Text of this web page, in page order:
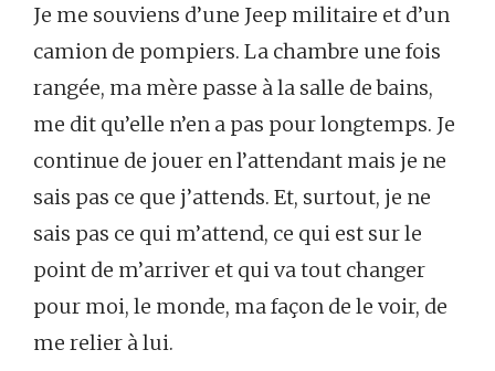
Je me souviens d’une Jeep militaire et d’un
camion de pompiers. La chambre une fois
rangée, ma mère passe à la salle de bains,
me dit qu’elle n’en a pas pour longtemps. Je
continue de jouer en l’attendant mais je ne
sais pas ce que j’attends. Et, surtout, je ne
sais pas ce qui m’attend, ce qui est sur le
point de m’arriver et qui va tout changer
pour moi, le monde, ma façon de le voir, de
me relier à lui.